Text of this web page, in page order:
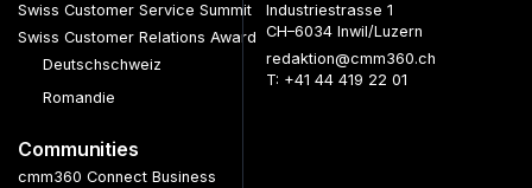
Swiss Customer Service Summit
Swiss Customer Relations Award
Deutschschweiz
Romandie
Communities
cmm360 Connect Business
Industriestrasse 1
CH–6034 Inwil/Luzern
redaktion@cmm360.ch
T: +41 44 419 22 01